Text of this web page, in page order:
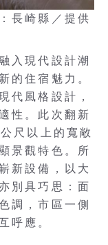
長崎縣／提供
入現代設計潮
的住宿魅力。
代風格設計，
性。此次翻新
尺以上的寬敞
景觀特色。所
新設備，以大
別具巧思：面
調，市區一側
呼應。